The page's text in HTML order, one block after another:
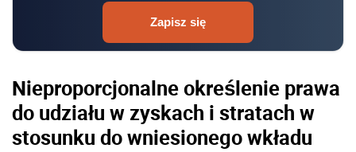
Zapisz się
Nieproporcjonalne określenie prawa
do udziału w zyskach i stratach w
stosunku do wniesionego wkładu